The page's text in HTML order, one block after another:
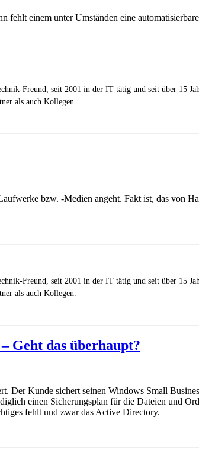
einem unter Umständen eine
Freund, seit 2001 in der IT tätig und seit über 15
als auch Kollegen.
bzw. -Medien angeht. Fakt ist, das von
Freund, seit 2001 in der IT tätig und seit über 15
als auch Kollegen.
Geht das überhaupt?
Der Kunde sichert seinen Windows Small
einen Sicherungsplan für die Dateien und
fehlt und zwar das Active Directory.